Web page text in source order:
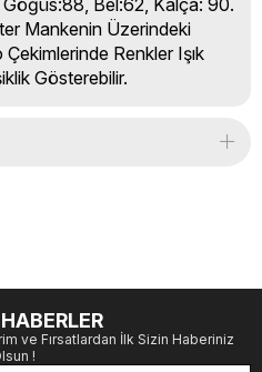
Mankenin Üzerindeki
Renkler Işık
Gösterebilir.
ve Fırsatlardan İlk Sizin Haberiniz
!